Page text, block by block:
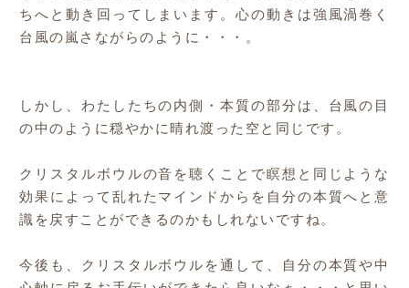
ちへと動き回ってしまいます。心の動きは強風渦巻く
台風の嵐さながらのように・・・。
しかし、わたしたちの内側・本質の部分は、台風の目
の中のように穏やかに晴れ渡った空と同じです。
クリスタルボウルの音を聴くことで瞑想と同じような
効果によって乱れたマインドからを自分の本質へと意
識を戻すことができるのかもしれないですね。
今後も、クリスタルボウルを通して、自分の本質や中